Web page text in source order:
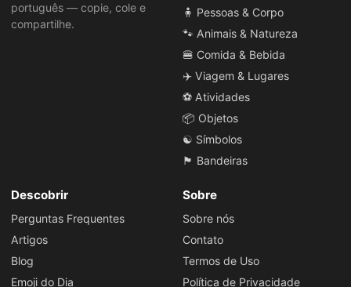
português — copie, cole e
compartilhe.
🧍 Pessoas & Corpo
🐾 Animais & Natureza
🍔 Comida & Bebida
✈️ Viagem & Lugares
⚽ Atividades
📦 Objetos
☯️ Símbolos
🏴 Bandeiras
Descobrir
Perguntas Frequentes
Artigos
Blog
Emoji do Dia
Sobre
Sobre nós
Contato
Termos de Uso
Política de Privacidade